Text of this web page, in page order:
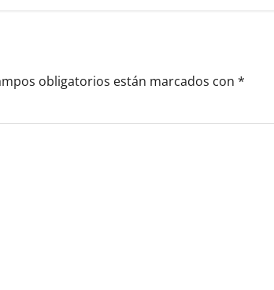
obligatorios están marcados con *